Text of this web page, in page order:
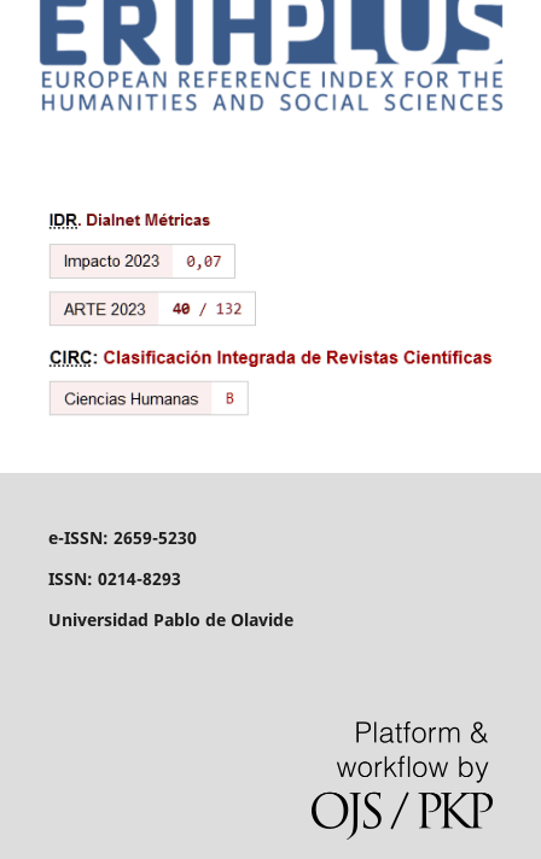
e-ISSN: 2659-5230
ISSN: 0214-8293
Universidad Pablo de Olavide